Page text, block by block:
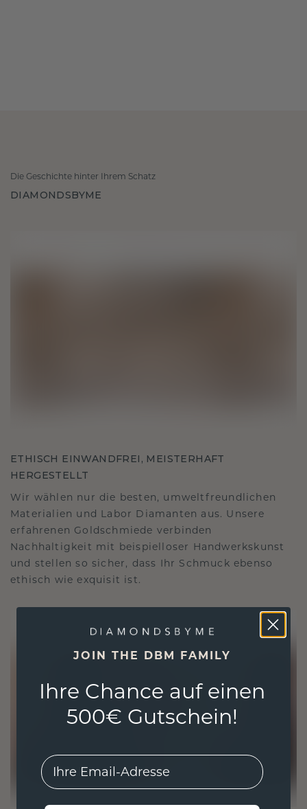
Die Geschichte hinter Ihrem Schatz
DIAMONDSBYME
ETHISCH EINWANDFREI, MEISTERHAFT
HERGESTELLT
Wir wählen nur die besten, umweltfreundlichen
Materialien und Labor Diamanten aus. Unsere
erfahrenen Goldschmiede verbinden
Nachhaltigkeit mit beispielloser Handwerkskunst
und stellen so sicher, dass Ihr Schmuck ebenso
ethisch wie exquisit ist.
JOIN THE DBM FAMILY
Ihre Chance auf einen
500€ Gutschein!
EMail